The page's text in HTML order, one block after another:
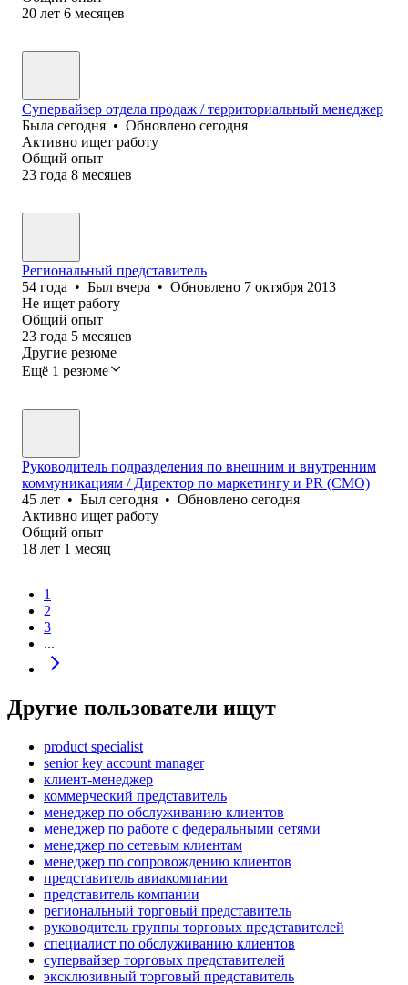
20 лет 6 месяцев
Супервайзер отдела продаж / территориальный менеджер
Была сегодня • Обновлено сегодня
Активно ищет работу
Общий опыт
23 года 8 месяцев
Региональный представитель
54 года • Был вчера • Обновлено 7 октября 2013
Не ищет работу
Общий опыт
23 года 5 месяцев
Другие резюме
Ещё 1 резюме
Руководитель подразделения по внешним и внутренним
коммуникациям / Директор по маркетингу и PR (CMO)
45 лет • Был сегодня • Обновлено сегодня
Активно ищет работу
Общий опыт
18 лет 1 месяц
1
2
3
...
Другие пользователи ищут
product specialist
senior key account manager
клиент-менеджер
коммерческий представитель
менеджер по обслуживанию клиентов
менеджер по работе с федеральными сетями
менеджер по сетевым клиентам
менеджер по сопровождению клиентов
представитель авиакомпании
представитель компании
региональный торговый представитель
руководитель группы торговых представителей
специалист по обслуживанию клиентов
супервайзер торговых представителей
эксклюзивный торговый представитель